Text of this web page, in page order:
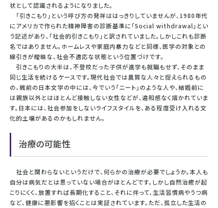
状として認識されるようになりました。
「引きこもり」という呼び方の発祥ははっきりしていませんが、1980年代
にアメリカで作られた精神障害の診断基準に「Social withdrawal」とい
う記述があり、「社会的引きこもり」と訳されていました。しかしこれも診断
名ではありません。ホームレスや家庭内暴力などと同様、医学の対象との
線引きが曖昧な、社会不適応な状態という位置づけです。
引きこもりの大半は、不登校だった子供が進学も就職もせず、そのまま
同じ生活を続けるケースです。現代社会では異質な人々と捉えられるもの
の、戦前の日本文学の中には、今でいう「ニート」のような人や、結婚前に
は親族以外とはほとんど接触しない女性などが、違和感なく描かれていま
す。日本には、社会参加をしないライフスタイルを、ある程度受け入れる文
化的土壌があるのかもしれません。
治療の可能性
社会と関わらないというだけで、何らかの治療が必要でしょうか。本人も
自分は病気だとは思っていない場合がほとんどです。しかし自然治癒が起
こりにくく、放置すれば長期化すること、それに伴って、生活習慣病やうつ病
など、健康に悪影響を招くことは実証されています。ただ、孤立した生活の